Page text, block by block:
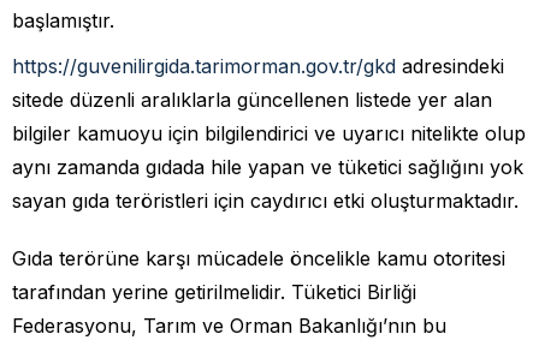
başlamıştır.
https://guvenilirgida.tarimorman.gov.tr/gkd adresindeki
sitede düzenli aralıklarla güncellenen listede yer alan
bilgiler kamuoyu için bilgilendirici ve uyarıcı nitelikte olup
aynı zamanda gıdada hile yapan ve tüketici sağlığını yok
sayan gıda teröristleri için caydırıcı etki oluşturmaktadır.
Gıda terörüne karşı mücadele öncelikle kamu otoritesi
tarafından yerine getirilmelidir. Tüketici Birliği
Federasyonu, Tarım ve Orman Bakanlığı’nın bu